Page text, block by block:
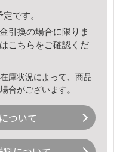
です。
引換の場合に限りま
こちら をご確認くだ
庫状況によって、商品
合がございます。
ついて